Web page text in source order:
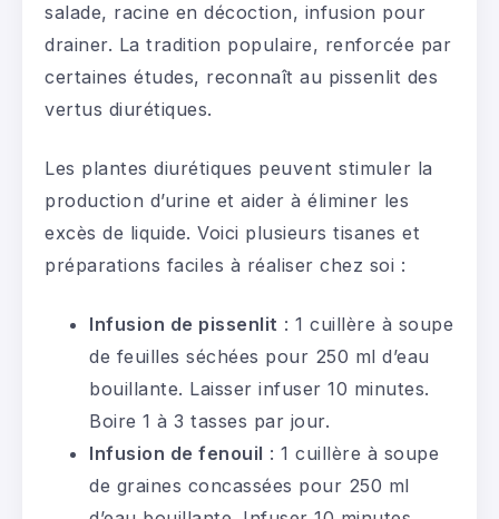
salade, racine en décoction, infusion pour
drainer. La tradition populaire, renforcée par
certaines études, reconnaît au pissenlit des
vertus diurétiques.
Les plantes diurétiques peuvent stimuler la
production d’urine et aider à éliminer les
excès de liquide. Voici plusieurs tisanes et
préparations faciles à réaliser chez soi :
Infusion de pissenlit : 1 cuillère à soupe
de feuilles séchées pour 250 ml d’eau
bouillante. Laisser infuser 10 minutes.
Boire 1 à 3 tasses par jour.
Infusion de fenouil : 1 cuillère à soupe
de graines concassées pour 250 ml